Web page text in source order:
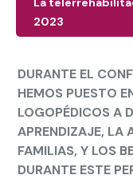
2023
DURANTE EL
HEMOS PUESTO
LOGOPÉDICOS A
APRENDIZAJE, LA
FAMILIAS, Y LOS
DURANTE ESTE